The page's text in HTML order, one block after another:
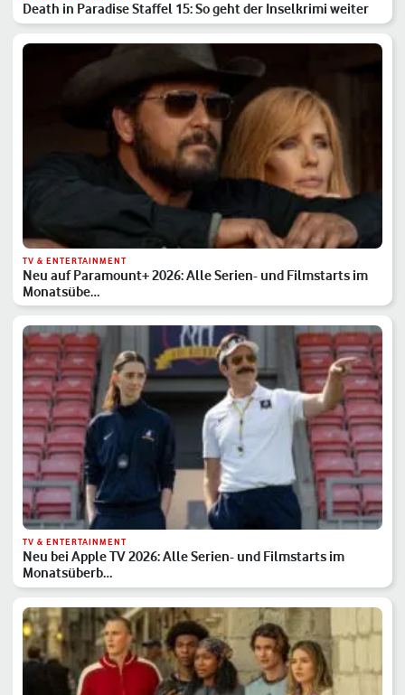
Death in Paradise Staffel 15: So geht der Inselkrimi weiter
TV & ENTERTAINMENT
Neu auf Paramount+ 2026: Alle Serien- und Filmstarts im
Monatsübe…
TV & ENTERTAINMENT
Neu bei Apple TV 2026: Alle Serien- und Filmstarts im
Monatsüberb…